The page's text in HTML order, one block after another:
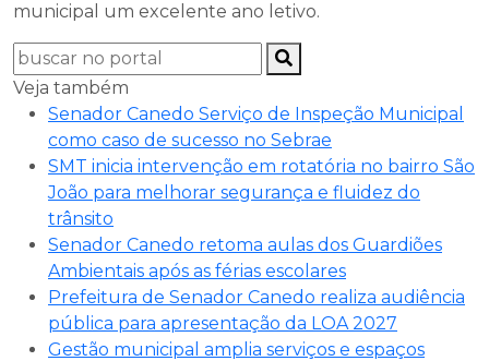
municipal um excelente ano letivo.
Veja também
Senador Canedo Serviço de Inspeção Municipal
como caso de sucesso no Sebrae
SMT inicia intervenção em rotatória no bairro São
João para melhorar segurança e fluidez do
trânsito
Senador Canedo retoma aulas dos Guardiões
Ambientais após as férias escolares
Prefeitura de Senador Canedo realiza audiência
pública para apresentação da LOA 2027
Gestão municipal amplia serviços e espaços